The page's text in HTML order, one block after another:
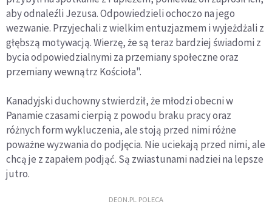
aby odnaleźli Jezusa. Odpowiedzieli ochoczo na jego
wezwanie. Przyjechali z wielkim entuzjazmem i wyjeżdżali z
głębszą motywacją. Wierzę, że są teraz bardziej świadomi z
bycia odpowiedzialnymi za przemiany społeczne oraz
przemiany wewnątrz Kościoła".
Kanadyjski duchowny stwierdził, że młodzi obecni w
Panamie czasami cierpią z powodu braku pracy oraz
różnych form wykluczenia, ale stoją przed nimi różne
poważne wyzwania do podjęcia. Nie uciekają przed nimi, ale
chcą je z zapałem podjąć. Są zwiastunami nadziei na lepsze
jutro.
DEON.PL POLECA